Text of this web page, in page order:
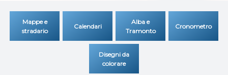
Mappe e
stradario
Calendari
Alba e
Tramonto
Cronometro
Disegni da
colorare